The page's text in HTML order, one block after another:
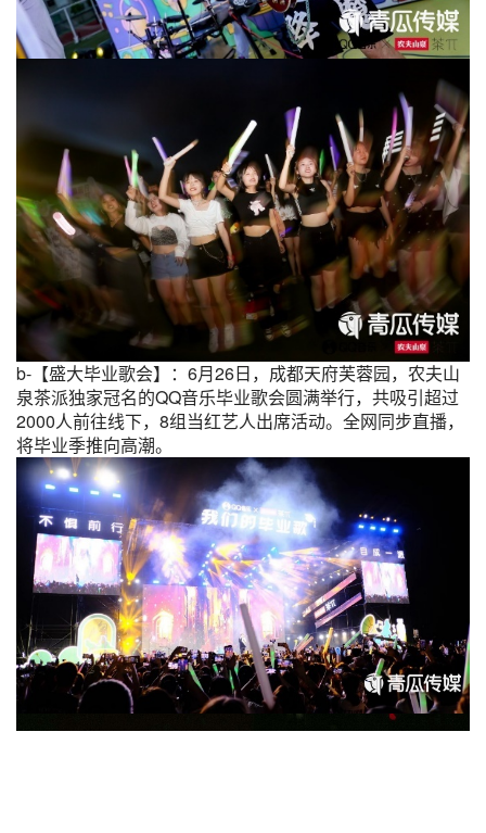
b-【盛大毕业歌会】：6月26日，成都天府芙蓉园，农夫山
泉茶派独家冠名的QQ音乐毕业歌会圆满举行，共吸引超过
2000人前往线下，8组当红艺人出席活动。全网同步直播，
将毕业季推向高潮。